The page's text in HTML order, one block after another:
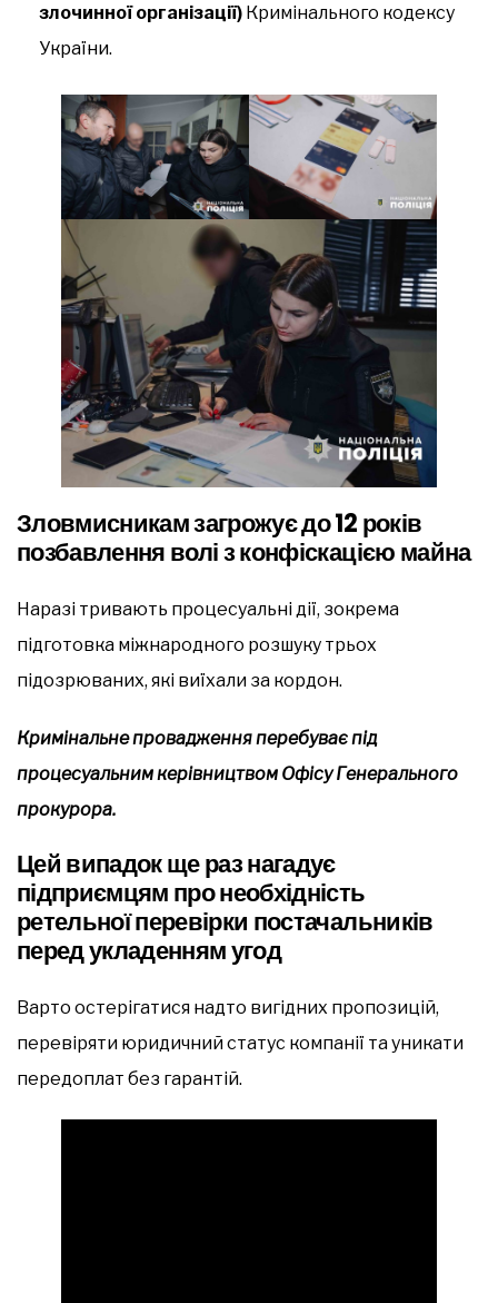
злочинної організації) Кримінального кодексу
України.
Зловмисникам загрожує до 12 років
позбавлення волі з конфіскацією майна
Наразі тривають процесуальні дії, зокрема
підготовка міжнародного розшуку трьох
підозрюваних, які виїхали за кордон.
Кримінальне провадження перебуває під
процесуальним керівництвом Офісу Генерального
прокурора.
Цей випадок ще раз нагадує
підприємцям про необхідність
ретельної перевірки постачальників
перед укладенням угод
Варто остерігатися надто вигідних пропозицій,
перевіряти юридичний статус компанії та уникати
передоплат без гарантій.